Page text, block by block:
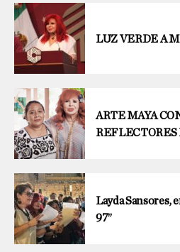
LUZ VERDE A
ARTE MAYA
Layda Sansores,
97”